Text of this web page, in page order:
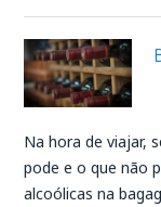
Na hora de viajar,
pode e o que não
alcoólicas na